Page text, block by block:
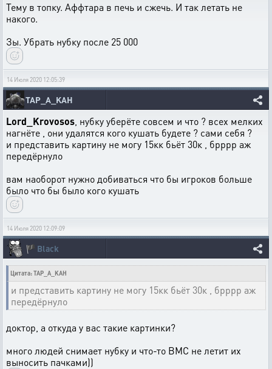
Тему в топку. Аффтара в печь и сжечь. И так летать не
накого.
Зы. Убрать нубку после 25 000
14 Июля 2020 12:05:39
TAP_A_KAH
Lord_Krovosos , нубку уберёте совсем и что ? всех мелких
нагнёте , они удалятся кого кушать будете ? сами себя ?
и представить картину не могу 15кк бьёт 30к , брррр аж
передёрнуло
вам наоборот нужно добиваться что бы игроков больше
было что бы было кого кушать
14 Июля 2020 12:09:09
🏴 Black
Цитата: TAP_A_KAH
и представить картину не могу 15кк бьёт 30к , брррр аж
передёрнуло
доктор, а откуда у вас такие картинки?
много людей снимает нубку и что-то ВМС не летит их
выносить пачками))